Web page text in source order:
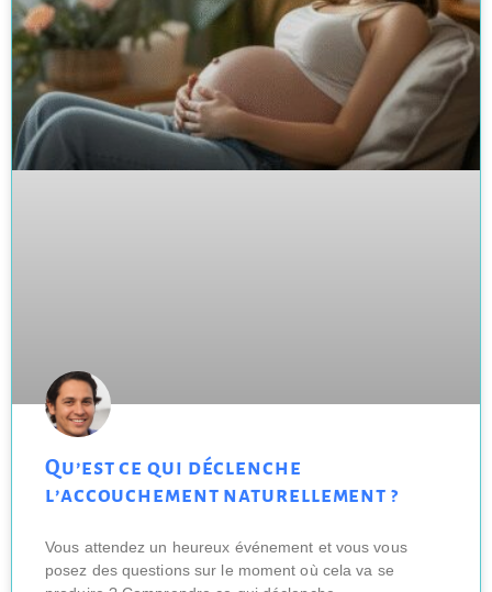
Qu’est ce qui déclenche
l’accouchement naturellement ?
Vous attendez un heureux événement et vous vous
posez des questions sur le moment où cela va se